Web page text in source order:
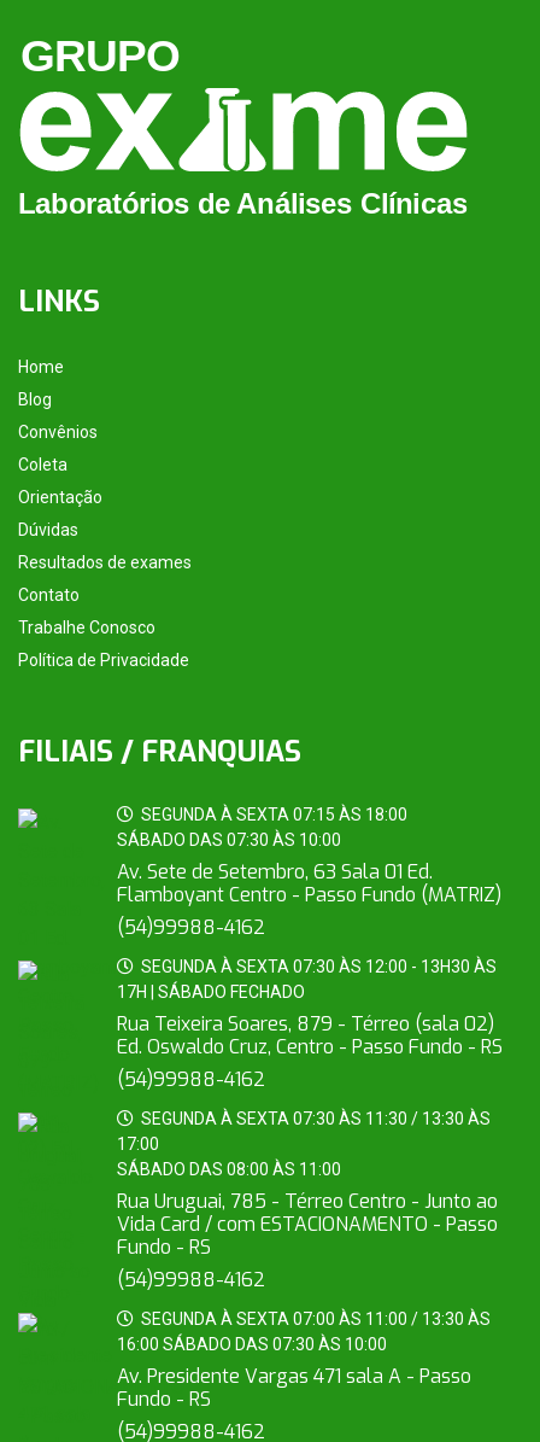
LINKS
Home
Blog
Convênios
Coleta
Orientação
Dúvidas
Resultados de exames
Contato
Trabalhe Conosco
Política de Privacidade
FILIAIS / FRANQUIAS
SEGUNDA À SEXTA 07:15 ÀS 18:00
SÁBADO DAS 07:30 ÀS 10:00
Av. Sete de Setembro, 63 Sala 01 Ed.
Flamboyant Centro - Passo Fundo (MATRIZ)
(54)99988-4162
SEGUNDA À SEXTA 07:30 ÀS 12:00 - 13H30 ÀS
17H | SÁBADO FECHADO
Rua Teixeira Soares, 879 - Térreo (sala 02)
Ed. Oswaldo Cruz, Centro - Passo Fundo - RS
(54)99988-4162
SEGUNDA À SEXTA 07:30 ÀS 11:30 / 13:30 ÀS
17:00
SÁBADO DAS 08:00 ÀS 11:00
Rua Uruguai, 785 - Térreo Centro - Junto ao
Vida Card / com ESTACIONAMENTO - Passo
Fundo - RS
(54)99988-4162
SEGUNDA À SEXTA 07:00 ÀS 11:00 / 13:30 ÀS
16:00 SÁBADO DAS 07:30 ÀS 10:00
Av. Presidente Vargas 471 sala A - Passo
Fundo - RS
(54)99988-4162